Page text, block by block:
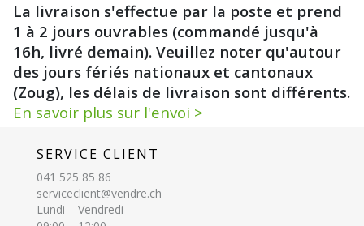
La livraison s'effectue par la poste et prend
1 à 2 jours ouvrables (commandé jusqu'à
16h, livré demain). Veuillez noter qu'autour
des jours fériés nationaux et cantonaux
(Zoug), les délais de livraison sont différents.
En savoir plus sur l'envoi >
SERVICE CLIENT
041 525 85 86
serviceclient@vendre.ch
Lundi – Vendredi